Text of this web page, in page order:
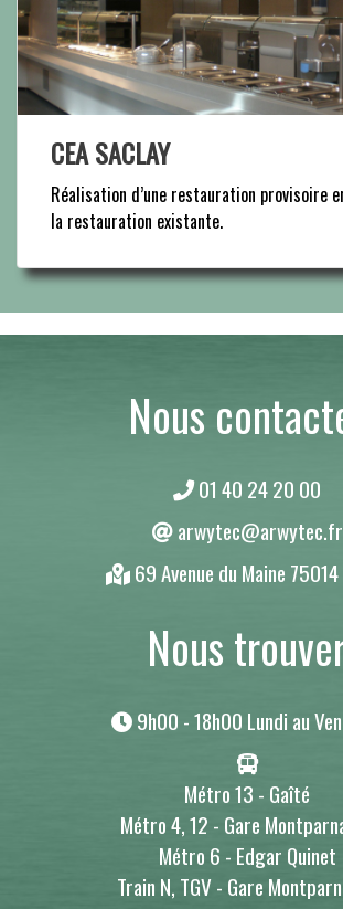
CEA SACLAY
Réalisation d’une restauration provisoire
la restauration existante.
Nous
01 40 24 20 00
arwytec@arwytec.fr
69 Avenue du Maine 75014
Nous
9h00 - 18h00 Lundi au
Métro 13 - Gaîté
Métro 4, 12 - Gare
Métro 6 - Edgar Quinet
Train N, TGV - Gare